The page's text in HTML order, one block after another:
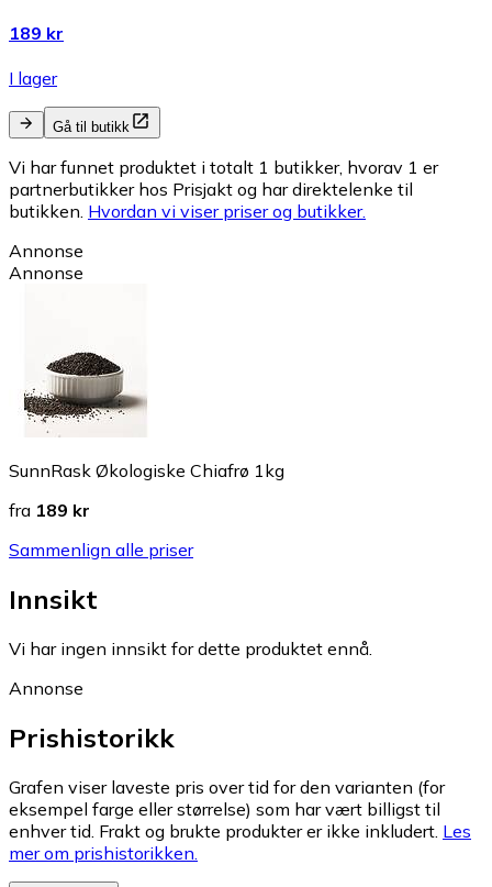
189 kr
I lager
Gå til butikk
Vi har funnet produktet i totalt 1 butikker, hvorav 1 er
partnerbutikker hos Prisjakt og har direktelenke til
butikken. Hvordan vi viser priser og butikker.
Annonse
Annonse
SunnRask Økologiske Chiafrø 1kg
fra 189 kr
Sammenlign alle priser
Innsikt
Vi har ingen innsikt for dette produktet ennå.
Annonse
Prishistorikk
Grafen viser laveste pris over tid for den varianten (for
eksempel farge eller størrelse) som har vært billigst til
enhver tid. Frakt og brukte produkter er ikke inkludert. Les
mer om prishistorikken.